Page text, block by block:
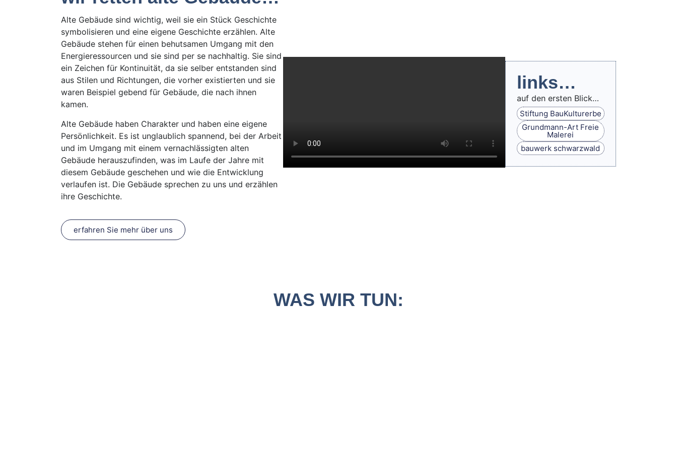
Alte Gebäude sind wichtig, weil sie ein Stück Geschichte
symbolisieren und eine eigene Geschichte erzählen. Alte
Gebäude stehen für einen behutsamen Umgang mit den
Energieressourcen und sie sind per se nachhaltig. Sie sind
ein Zeichen für Kontinuität, da sie selber entstanden sind
aus Stilen und Richtungen, die vorher existierten und sie
waren Beispiel gebend für Gebäude, die nach ihnen
kamen.
Alte Gebäude haben Charakter und haben eine eigene
Persönlichkeit. Es ist unglaublich spannend, bei der Arbeit
und im Umgang mit einem vernachlässigten alten
Gebäude herauszufinden, was im Laufe der Jahre mit
diesem Gebäude geschehen und wie die Entwicklung
verlaufen ist. Die Gebäude sprechen zu uns und erzählen
ihre Geschichte.
erfahren Sie mehr über uns
links…
auf den ersten Blick…
Stiftung BauKulturerbe
Grundmann-Art Freie
Malerei
bauwerk schwarzwald
WAS WIR TUN: